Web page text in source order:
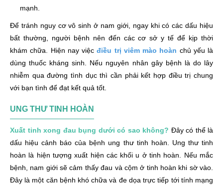
mạnh.
Để tránh nguy cơ vô sinh ở nam giới, ngay khi có các dấu hiệu
bất thường, người bệnh nên đến các cơ sở y tế để kịp thời
khám chữa. Hiện nay việcđiều trị viêm mào hoàn chủ yếu là
dùng thuốc kháng sinh. Nếu nguyên nhân gây bệnh là do lây
nhiễm qua đường tình dục thì cần phải kết hợp điều trị chung
với bạn tình để đạt kết quả tốt.
UNG THƯ TINH HOÀN
Xuất tinh xong đau bụng dưới có sao không? Đây có thể là
dấu hiệu cảnh báo của bệnh ung thư tinh hoàn. Ung thư tinh
hoàn là hiện tượng xuất hiện các khối u ở tinh hoàn. Nếu mắc
bệnh, nam giới sẽ cảm thấy đau và cộm ở tinh hoàn khi sờ vào.
Đây là một căn bệnh khó chữa và đe dọa trực tiếp tới tính mạng